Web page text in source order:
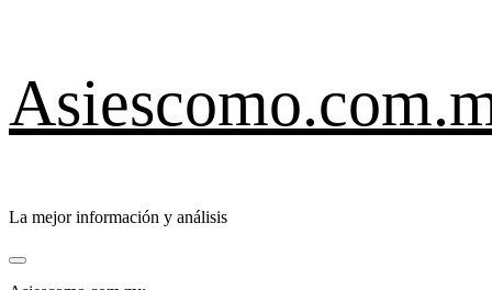
contenido
La mejor información y análisis
Menú
primario